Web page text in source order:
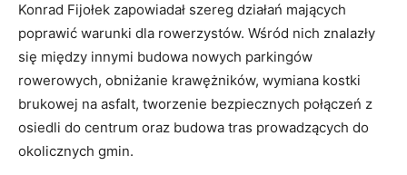
Konrad Fijołek zapowiadał szereg działań mających
poprawić warunki dla rowerzystów. Wśród nich znalazły
się między innymi budowa nowych parkingów
rowerowych, obniżanie krawężników, wymiana kostki
brukowej na asfalt, tworzenie bezpiecznych połączeń z
osiedli do centrum oraz budowa tras prowadzących do
okolicznych gmin.